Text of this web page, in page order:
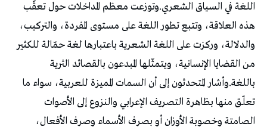
اللغة في السياق الشعري.وتوزعت معظم المداخلات حول تعقّب
هذه العلاقة، وتتبع تطور اللغة على مستوى المفردة، والتركيب،
والدلالة، وركزت على اللغة الشعرية باعتبارها لغة حمّالة للكثير
من القضايا الإنسانية، ويتمثّلها المبدعون بالقصائد الثرية
باللغة.وأشار المتحدثون إلى أن السمات المميزة للعربية، سواء ما
تعلّق منها بظاهرة التصريف الإعرابي والنزوع إلى الأصوات
الصامتة وخصوبة الأوزان أو بصرف الأسماء وصرف الأفعال،